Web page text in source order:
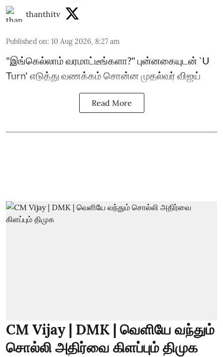
thanthitv
Published on: 10 Aug 2026, 8:27 am
"இங்கெல்லாம் வரமாட்டீங்களா?" புன்னகையுடன் `U
Turn' எடுத்து வணக்கம் சொன்ன முதல்வர் விஜய்
Read More
CM Vijay | DMK | வெளியே வந்தும்
சொல்லி அதிர்வை கிளப்பும் திமுக